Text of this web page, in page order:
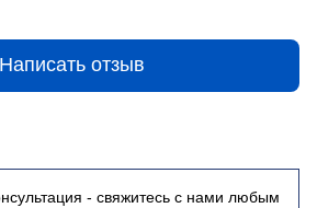
Написать отзыв
- свяжитесь с нами любым